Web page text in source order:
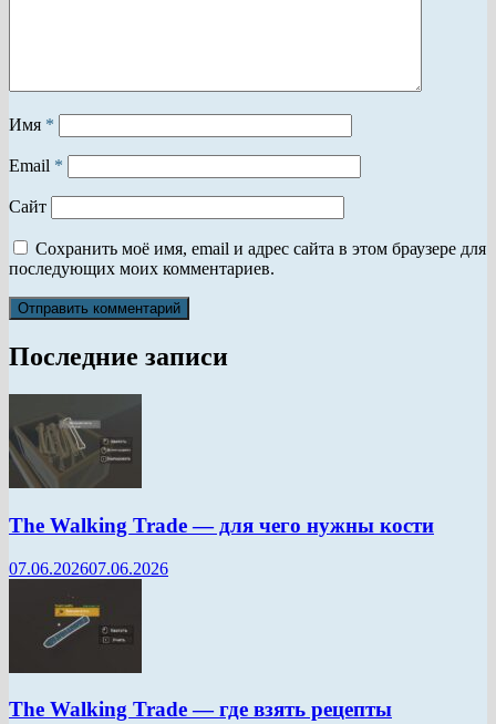
Имя *
Email *
Сайт
Сохранить моё имя, email и адрес сайта в этом браузере для
последующих моих комментариев.
Последние записи
The Walking Trade — для чего нужны кости
07.06.202607.06.2026
The Walking Trade — где взять рецепты